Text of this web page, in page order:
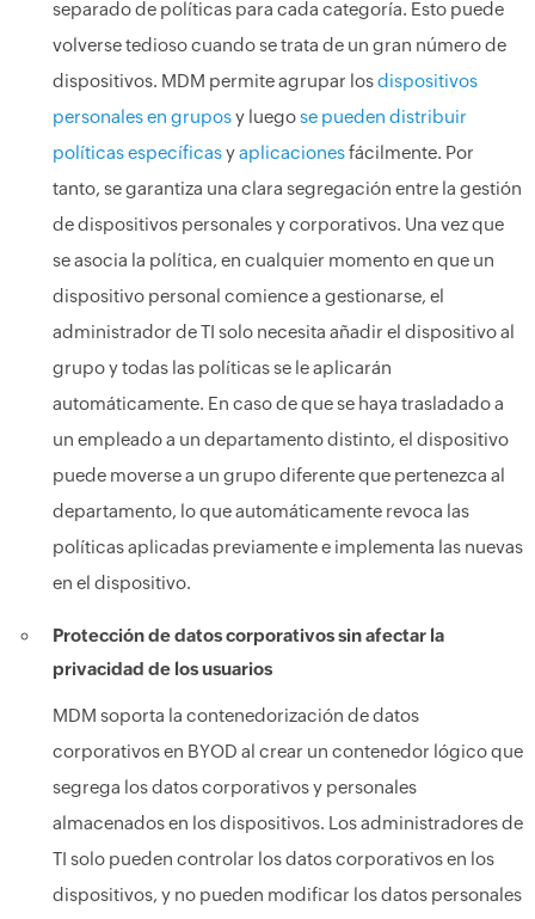
separado de políticas para cada categoría. Esto puede
volverse tedioso cuando se trata de un gran número de
dispositivos. MDM permite agrupar losdispositivos
personales en gruposy luegose pueden distribuir
políticas específicasyaplicacionesfácilmente. Por
tanto, se garantiza una clara segregación entre la gestión
de dispositivos personales y corporativos. Una vez que
se asocia la política, en cualquier momento en que un
dispositivo personal comience a gestionarse, el
administrador de TI solo necesita añadir el dispositivo al
grupo y todas las políticas se le aplicarán
automáticamente. En caso de que se haya trasladado a
un empleado a un departamento distinto, el dispositivo
puede moverse a un grupo diferente que pertenezca al
departamento, lo que automáticamente revoca las
políticas aplicadas previamente e implementa las nuevas
en el dispositivo.
Protección de datos corporativos sin afectar la
privacidad de los usuarios
MDM soporta la contenedorización de datos
corporativos en BYOD al crear un contenedor lógico que
segrega los datos corporativos y personales
almacenados en los dispositivos. Los administradores de
TI solo pueden controlar los datos corporativos en los
dispositivos, y no pueden modificar los datos personales